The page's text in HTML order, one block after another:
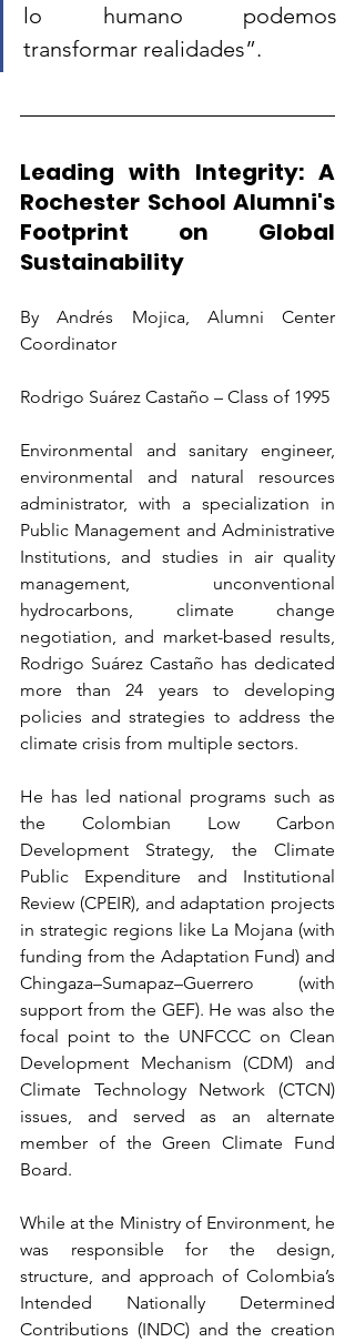
lo humano podemos
transformar realidades”.
Leading with Integrity: A
Rochester School Alumni's
Footprint on Global
Sustainability
By Andrés Mojica, Alumni Center
Coordinator
Rodrigo Suárez Castaño – Class of 1995
Environmental and sanitary engineer,
environmental and natural resources
administrator, with a specialization in
Public Management and Administrative
Institutions, and studies in air quality
management, unconventional
hydrocarbons, climate change
negotiation, and market-based results,
Rodrigo Suárez Castaño has dedicated
more than 24 years to developing
policies and strategies to address the
climate crisis from multiple sectors.
He has led national programs such as
the Colombian Low Carbon
Development Strategy, the Climate
Public Expenditure and Institutional
Review (CPEIR), and adaptation projects
in strategic regions like La Mojana (with
funding from the Adaptation Fund) and
Chingaza–Sumapaz–Guerrero (with
support from the GEF). He was also the
focal point to the UNFCCC on Clean
Development Mechanism (CDM) and
Climate Technology Network (CTCN)
issues, and served as an alternate
member of the Green Climate Fund
Board.
While at the Ministry of Environment, he
was responsible for the design,
structure, and approach of Colombia’s
Intended Nationally Determined
Contributions (INDC) and the creation